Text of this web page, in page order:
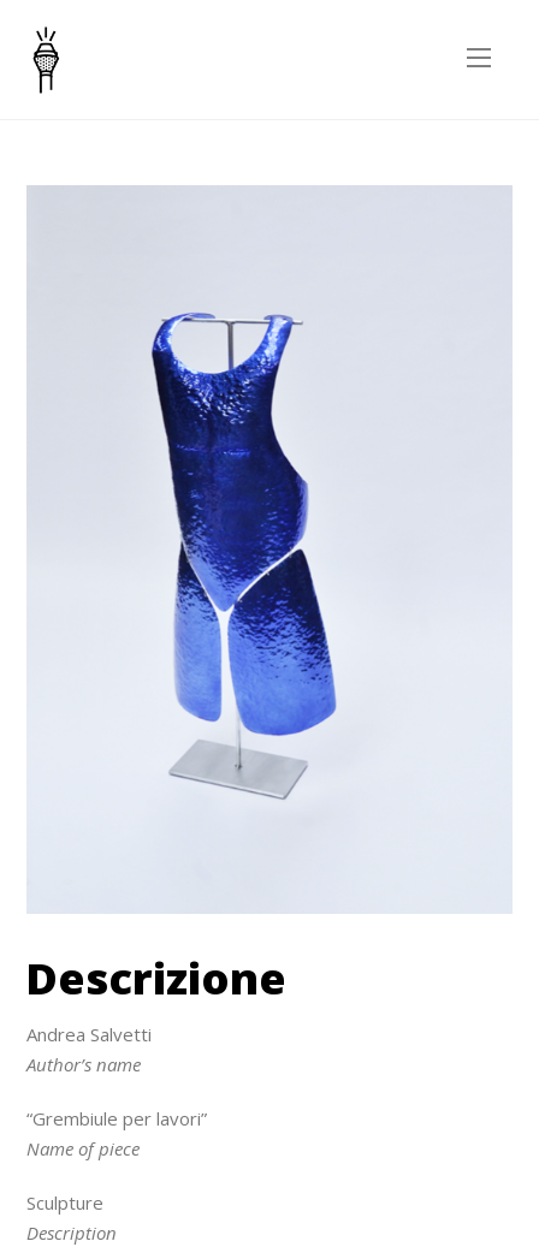
Grembiule
Descrizione
Andrea Salvetti
Author’s name
“Grembiule per lavori”
Name of piece
Sculpture
Description